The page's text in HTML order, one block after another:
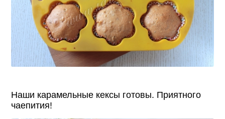
Наши карамельные кексы готовы. Приятного
чаепития!